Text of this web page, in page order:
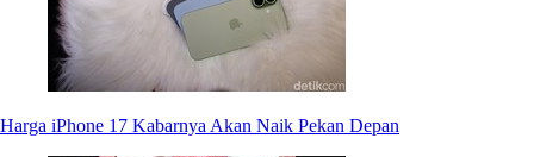
Harga iPhone 17 Kabarnya Akan Naik Pekan Depan